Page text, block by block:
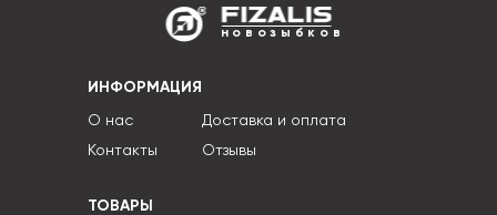
новозыбков
ИНФОРМАЦИЯ
О нас
Контакты
Доставка и оплата
Отзывы
ТОВАРЫ